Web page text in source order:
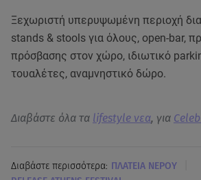
Ξεχωριστή υπερυψωμένη περιοχή
stands & stools για όλους, οpen-bar,
πρόσβασης στον χώρο, ιδιωτικό
τουαλέτες, αναμνηστικό δώρο.
Διαβάστε όλα τα lifestyle νεα, για
Διαβάστε περισσότερα: ΠΛΑΤΕΙΑ ΝΕΡΟΥ